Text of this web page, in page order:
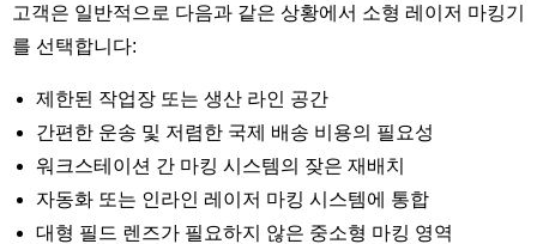
고객은 일반적으로 다음과 같은 상황에서 소형 레이저 마킹기
를 선택합니다:
제한된 작업장 또는 생산 라인 공간
간편한 운송 및 저렴한 국제 배송 비용의 필요성
워크스테이션 간 마킹 시스템의 잦은 재배치
자동화 또는 인라인 레이저 마킹 시스템에 통합
대형 필드 렌즈가 필요하지 않은 중소형 마킹 영역